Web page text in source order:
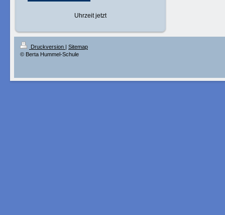
Uhrzeit jetzt
Druckversion | Sitemap
© Berta Hummel-Schule